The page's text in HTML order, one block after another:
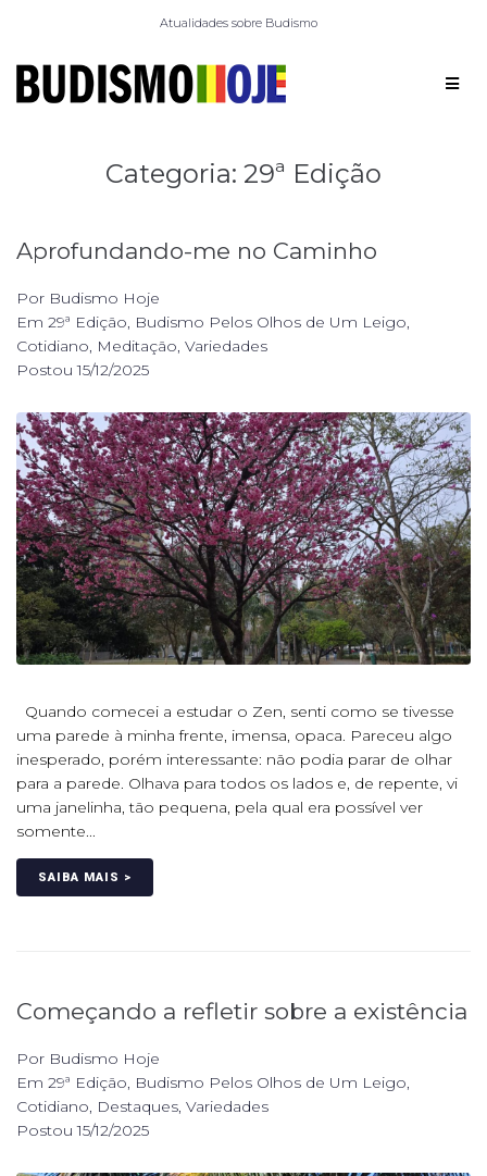
Atualidades sobre Budismo
Categoria: 29ª Edição
Aprofundando-me no Caminho
Por Budismo Hoje
Em 29ª Edição, Budismo Pelos Olhos de Um Leigo,
Cotidiano, Meditação, Variedades
Postou15/12/2025
Quando comecei a estudar o Zen, senti como se tivesse
uma parede à minha frente, imensa, opaca. Pareceu algo
inesperado, porém interessante: não podia parar de olhar
para a parede. Olhava para todos os lados e, de repente, vi
uma janelinha, tão pequena, pela qual era possível ver
somente...
SAIBA MAIS >
Começando a refletir sobre a existência
Por Budismo Hoje
Em 29ª Edição, Budismo Pelos Olhos de Um Leigo,
Cotidiano, Destaques, Variedades
Postou15/12/2025